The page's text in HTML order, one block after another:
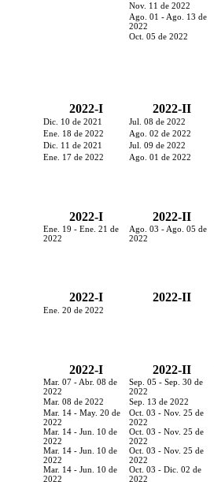
Nov. 11 de 2022
Ago. 01 - Ago. 13 de
2022
Oct. 05 de 2022
2022-I 2022-II
Dic. 10 de 2021 Jul. 08 de 2022
Ene. 18 de 2022 Ago. 02 de 2022
Dic. 11 de 2021 Jul. 09 de 2022
Ene. 17 de 2022 Ago. 01 de 2022
2022-I 2022-II
Ene. 19 - Ene. 21 de
2022
Ago. 03 - Ago. 05 de
2022
2022-I 2022-II
Ene. 20 de 2022
2022-I 2022-II
Mar. 07 - Abr. 08 de
2022
Sep. 05 - Sep. 30 de
2022
Mar. 08 de 2022 Sep. 13 de 2022
Mar. 14 - May. 20 de
2022
Oct. 03 - Nov. 25 de
2022
Mar. 14 - Jun. 10 de
2022
Oct. 03 - Nov. 25 de
2022
Mar. 14 - Jun. 10 de
2022
Oct. 03 - Nov. 25 de
2022
Mar. 14 - Jun. 10 de
2022
Oct. 03 - Dic. 02 de
2022